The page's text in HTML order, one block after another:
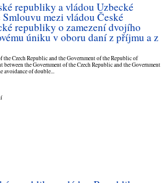
republiky a vládou Uzbecké
mezi vládou České
republiky o zamezení dvojího
úniku v oboru daní z příjmu a z
the Czech Republic and the Government of the Republic of
between the Government of the Czech Republic and the Government
avoidance of double...